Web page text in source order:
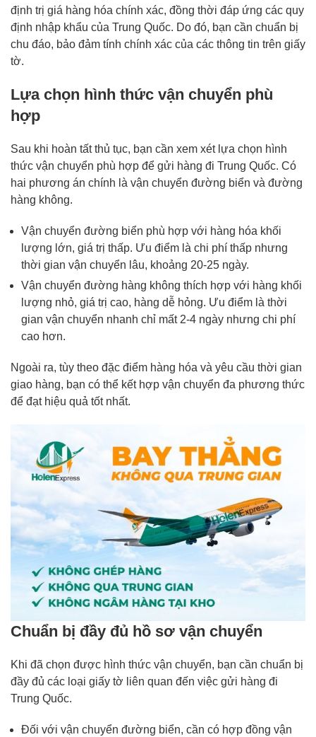
định trị giá hàng hóa chính xác, đồng thời đáp ứng các quy
định nhập khẩu của Trung Quốc. Do đó, bạn cần chuẩn bị
chu đáo, bảo đảm tính chính xác của các thông tin trên giấy
tờ.
Lựa chọn hình thức vận chuyển phù
hợp
Sau khi hoàn tất thủ tục, bạn cần xem xét lựa chọn hình
thức vận chuyển phù hợp để gửi hàng đi Trung Quốc. Có
hai phương án chính là vận chuyển đường biển và đường
hàng không.
Vận chuyển đường biển phù hợp với hàng hóa khối
lượng lớn, giá trị thấp. Ưu điểm là chi phí thấp nhưng
thời gian vận chuyển lâu, khoảng 20-25 ngày.
Vận chuyển đường hàng không thích hợp với hàng khối
lượng nhỏ, giá trị cao, hàng dễ hỏng. Ưu điểm là thời
gian vận chuyển nhanh chỉ mất 2-4 ngày nhưng chi phí
cao hơn.
Ngoài ra, tùy theo đặc điểm hàng hóa và yêu cầu thời gian
giao hàng, bạn có thể kết hợp vận chuyển đa phương thức
để đạt hiệu quả tốt nhất.
Chuẩn bị đầy đủ hồ sơ vận chuyển
Khi đã chọn được hình thức vận chuyển, bạn cần chuẩn bị
đầy đủ các loại giấy tờ liên quan đến việc gửi hàng đi
Trung Quốc.
Đối với vận chuyển đường biển, cần có hợp đồng vận